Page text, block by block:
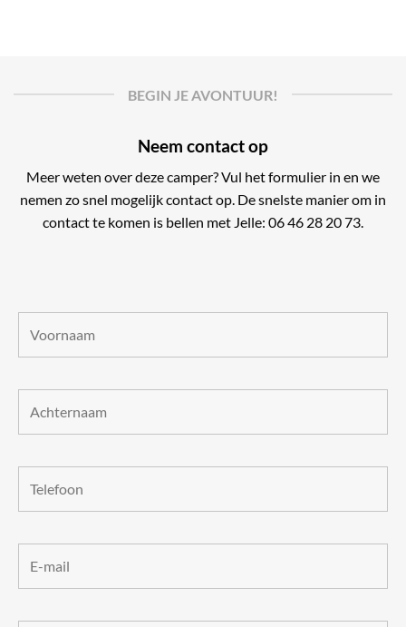
BEGIN JE AVONTUUR!
Neem contact op
Meer weten over deze camper? Vul het formulier in en we
nemen zo snel mogelijk contact op. De snelste manier om in
contact te komen is bellen met Jelle: 06 46 28 20 73.